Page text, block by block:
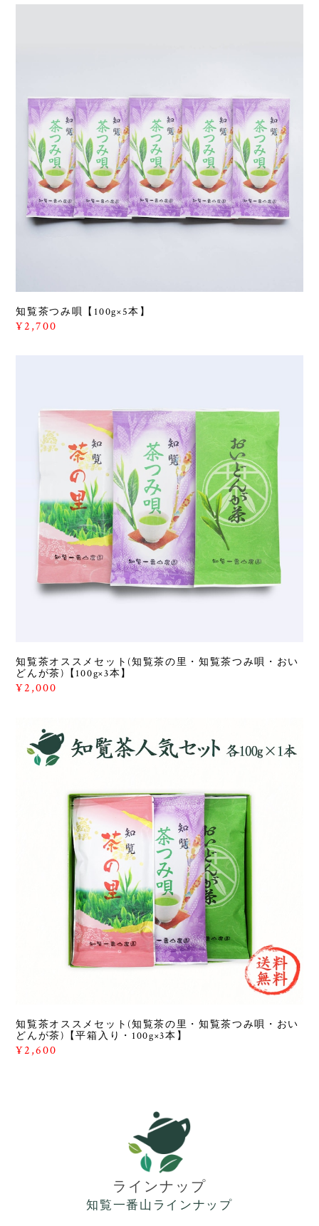
知覧茶つみ唄【100g×5本】
¥2,700
知覧茶オススメセット(知覧茶の里・知覧茶つみ唄・おい
どんが茶)【100g×3本】
¥2,000
知覧茶オススメセット(知覧茶の里・知覧茶つみ唄・おい
どんが茶)【平箱入り・100g×3本】
¥2,600
ラインナップ
知覧一番山ラインナップ